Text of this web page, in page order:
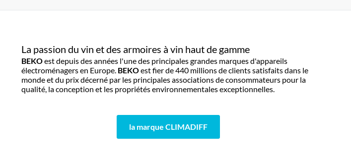
La passion du vin et des armoires à vin haut de gamme
BEKOest depuis des années l'une des principales grandes marques d'appareils
électroménagers en Europe. BEKOest fier de 440 millions de clients satisfaits dans le
monde et du prix décerné par les principales associations de consommateurs pour la
qualité, la conception et les propriétés environnementales exceptionnelles.
la marque CLIMADIFF